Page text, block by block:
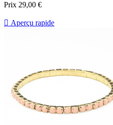
Prix 29,00 €
 Aperçu rapide